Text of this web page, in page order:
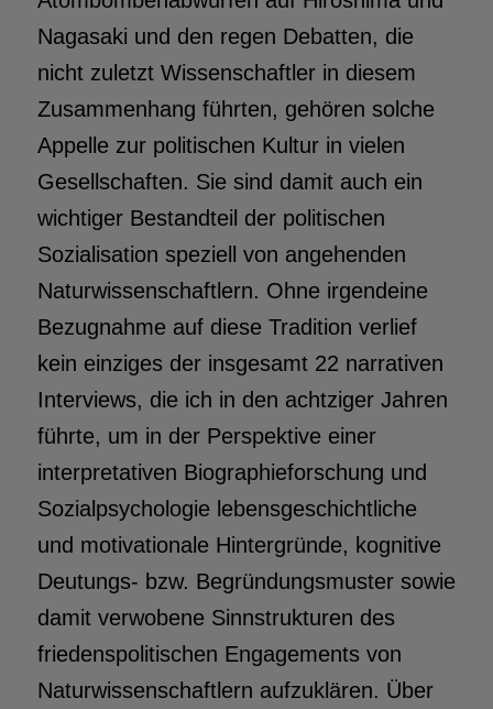
Nagasaki und den regen Debatten, die
nicht zuletzt Wissenschaftler in diesem
Zusammenhang führten, gehören solche
Appelle zur politischen Kultur in vielen
Gesellschaften. Sie sind damit auch ein
wichtiger Bestandteil der politischen
Sozialisation speziell von angehenden
Naturwissenschaftlern. Ohne irgendeine
Bezugnahme auf diese Tradition verlief
kein einziges der insgesamt 22 narrativen
Interviews, die ich in den achtziger Jahren
führte, um in der Perspektive einer
interpretativen Biographieforschung und
Sozialpsychologie lebensgeschichtliche
und motivationale Hintergründe, kognitive
Deutungs- bzw. Begründungsmuster sowie
damit verwobene Sinnstrukturen des
friedenspolitischen Engagements von
Naturwissenschaftlern aufzuklären. Über